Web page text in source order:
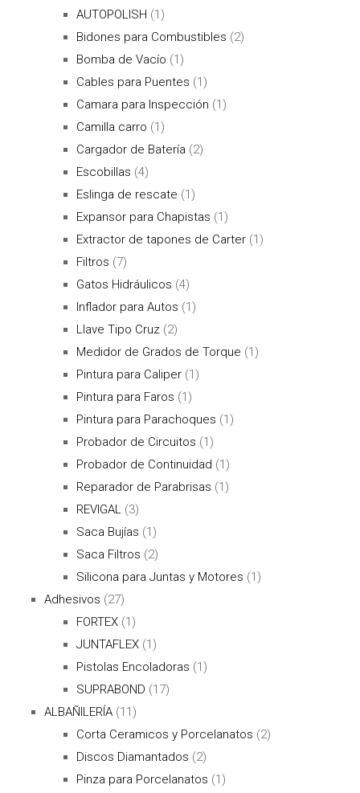
AUTOPOLISH (1)
Bidones para Combustibles (2)
Bomba de Vacío (1)
Cables para Puentes (1)
Camara para Inspección (1)
Camilla carro (1)
Cargador de Batería (2)
Escobillas (4)
Eslinga de rescate (1)
Expansor para Chapistas (1)
Extractor de tapones de Carter (1)
Filtros (7)
Gatos Hidráulicos (4)
Inflador para Autos (1)
Llave Tipo Cruz (2)
Medidor de Grados de Torque (1)
Pintura para Caliper (1)
Pintura para Faros (1)
Pintura para Parachoques (1)
Probador de Circuitos (1)
Probador de Continuidad (1)
Reparador de Parabrisas (1)
REVIGAL
(3)
Saca Bujías (1)
Saca Filtros (2)
Silicona para Juntas y Motores (1)
Adhesivos (27)
FORTEX (1)
JUNTAFLEX (1)
Pistolas Encoladoras (1)
SUPRABOND (17)
ALBAÑILERÍA (11)
Corta Ceramicos y Porcelanatos (2)
Discos Diamantados (2)
Pinza para Porcelanatos (1)